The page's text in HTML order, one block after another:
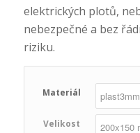
elektrických plotů,
nebezpečné a bez
riziku.
Materiál
Velikost